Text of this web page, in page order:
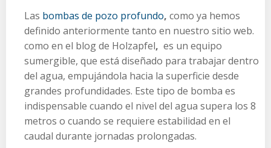
Las bombas de pozo profundo, como ya hemos
definido anteriormente tanto en nuestro sitio web.
como en el blog de Holzapfel, es un equipo
sumergible, que está diseñado para trabajar dentro
del agua, empujándola hacia la superficie desde
grandes profundidades. Este tipo de bomba es
indispensable cuando el nivel del agua supera los 8
metros o cuando se requiere estabilidad en el
caudal durante jornadas prolongadas.